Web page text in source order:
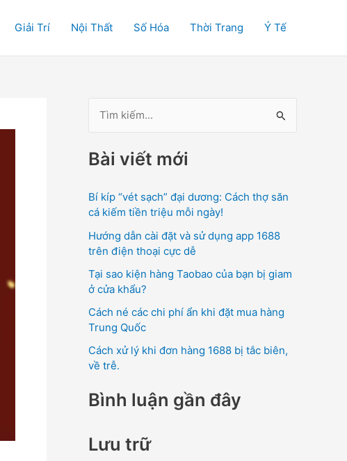
Giải Trí Nội Thất Số Hóa Thời Trang Ý Tế
m
i
m
Bài viết mới
Bí kíp “vét sạch” đại dương: Cách thợ săn
cá kiếm tiền triệu mỗi ngày!
Hướng dẫn cài đặt và sử dụng app 1688
trên điện thoại cực dễ
Tại sao kiện hàng Taobao của bạn bị giam
ở cửa khẩu?
Cách né các chi phí ẩn khi đặt mua hàng
Trung Quốc
Cách xử lý khi đơn hàng 1688 bị tắc biên,
về trễ.
Bình luận gần đây
Lưu trữ